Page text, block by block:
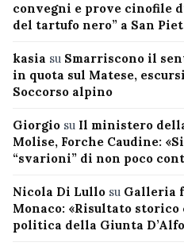
convegni e prove cinofile
del tartufo nero” a San
kasia su Smarriscono il
in quota sul Matese,
Soccorso alpino
Giorgio su Il ministero
Molise, Forche Caudine:
“svarioni” di non poco
Nicola Di Lullo su Galleria
Monaco: «Risultato
politica della Giunta